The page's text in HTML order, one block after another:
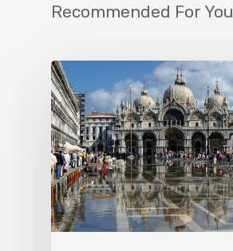
Recommended For You